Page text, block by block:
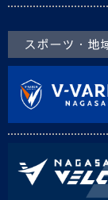
スポーツ・地